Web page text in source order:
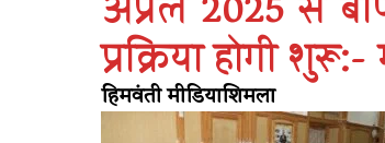
प्रक्रिया होगी
हिमवंती मीडियाशिमला